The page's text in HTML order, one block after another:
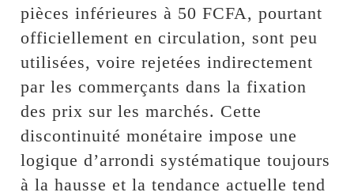
pièces inférieures à 50 FCFA, pourtant
officiellement en circulation, sont peu
utilisées, voire rejetées indirectement
par les commerçants dans la fixation
des prix sur les marchés. Cette
discontinuité monétaire impose une
logique d’arrondi systématique toujours
à la hausse et la tendance actuelle tend